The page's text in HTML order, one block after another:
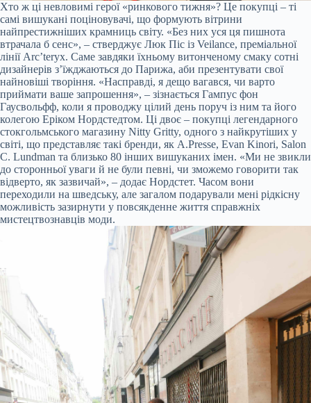
Хто ж ці невловимі герої «ринкового тижня»? Це покупці – ті
самі вишукані поціновувачі, що формують вітрини
найпрестижніших крамниць світу. «Без них уся ця пишнота
втрачала б сенс», – стверджує Люк Піс із Veilance, преміальної
лінії Arc’teryx. Саме завдяки їхньому витонченому смаку сотні
дизайнерів з’їжджаються до Парижа, аби презентувати свої
найновіші творіння. «Насправді, я дещо вагався, чи варто
приймати ваше запрошення», – зізнається Гампус фон
Гаусвольфф, коли я проводжу цілий день поруч із ним та його
колегою Еріком Нордстедтом. Ці двоє – покупці легендарного
стокгольмського магазину Nitty Gritty, одного з найкрутіших у
світі, що представляє такі бренди, як A.Presse, Evan Kinori, Salon
C. Lundman та близько 80 інших вишуканих імен. «Ми не звикли
до сторонньої уваги й не були певні, чи зможемо говорити так
відверто, як зазвичай», – додає Нордстет. Часом вони
переходили на шведську, але загалом подарували мені рідкісну
можливість зазирнути у повсякденне життя справжніх
мистецтвознавців моди.